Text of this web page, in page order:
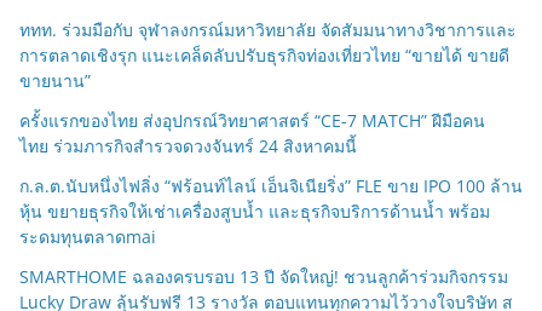
ททท. ร่วมมือกับ จุฬาลงกรณ์มหาวิทยาลัย จัดสัมมนาทางวิชาการและ
การตลาดเชิงรุก แนะเคล็ดลับปรับธุรกิจท่องเที่ยวไทย “ขายได้ ขายดี
ขายนาน”
ครั้งแรกของไทย ส่งอุปกรณ์วิทยาศาสตร์ “CE-7 MATCH” ฝีมือคน
ไทย ร่วมภารกิจสำรวจดวงจันทร์ 24 สิงหาคมนี้
ก.ล.ต.นับหนึ่งไฟลิ่ง “ฟร้อนท์ไลน์ เอ็นจิเนียริ่ง” FLE ขาย IPO 100 ล้าน
หุ้น ขยายธุรกิจให้เช่าเครื่องสูบน้ำ และธุรกิจบริการด้านน้ำ พร้อม
ระดมทุนตลาดmai
SMARTHOME ฉลองครบรอบ 13 ปี จัดใหญ่! ชวนลูกค้าร่วมกิจกรรม
Lucky Draw ลุ้นรับฟรี 13 รางวัล ตอบแทนทุกความไว้วางใจบริษัท ส